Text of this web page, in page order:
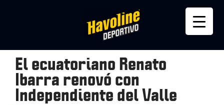
El ecuatoriano Renato
Ibarra renovó con
Independiente del Valle